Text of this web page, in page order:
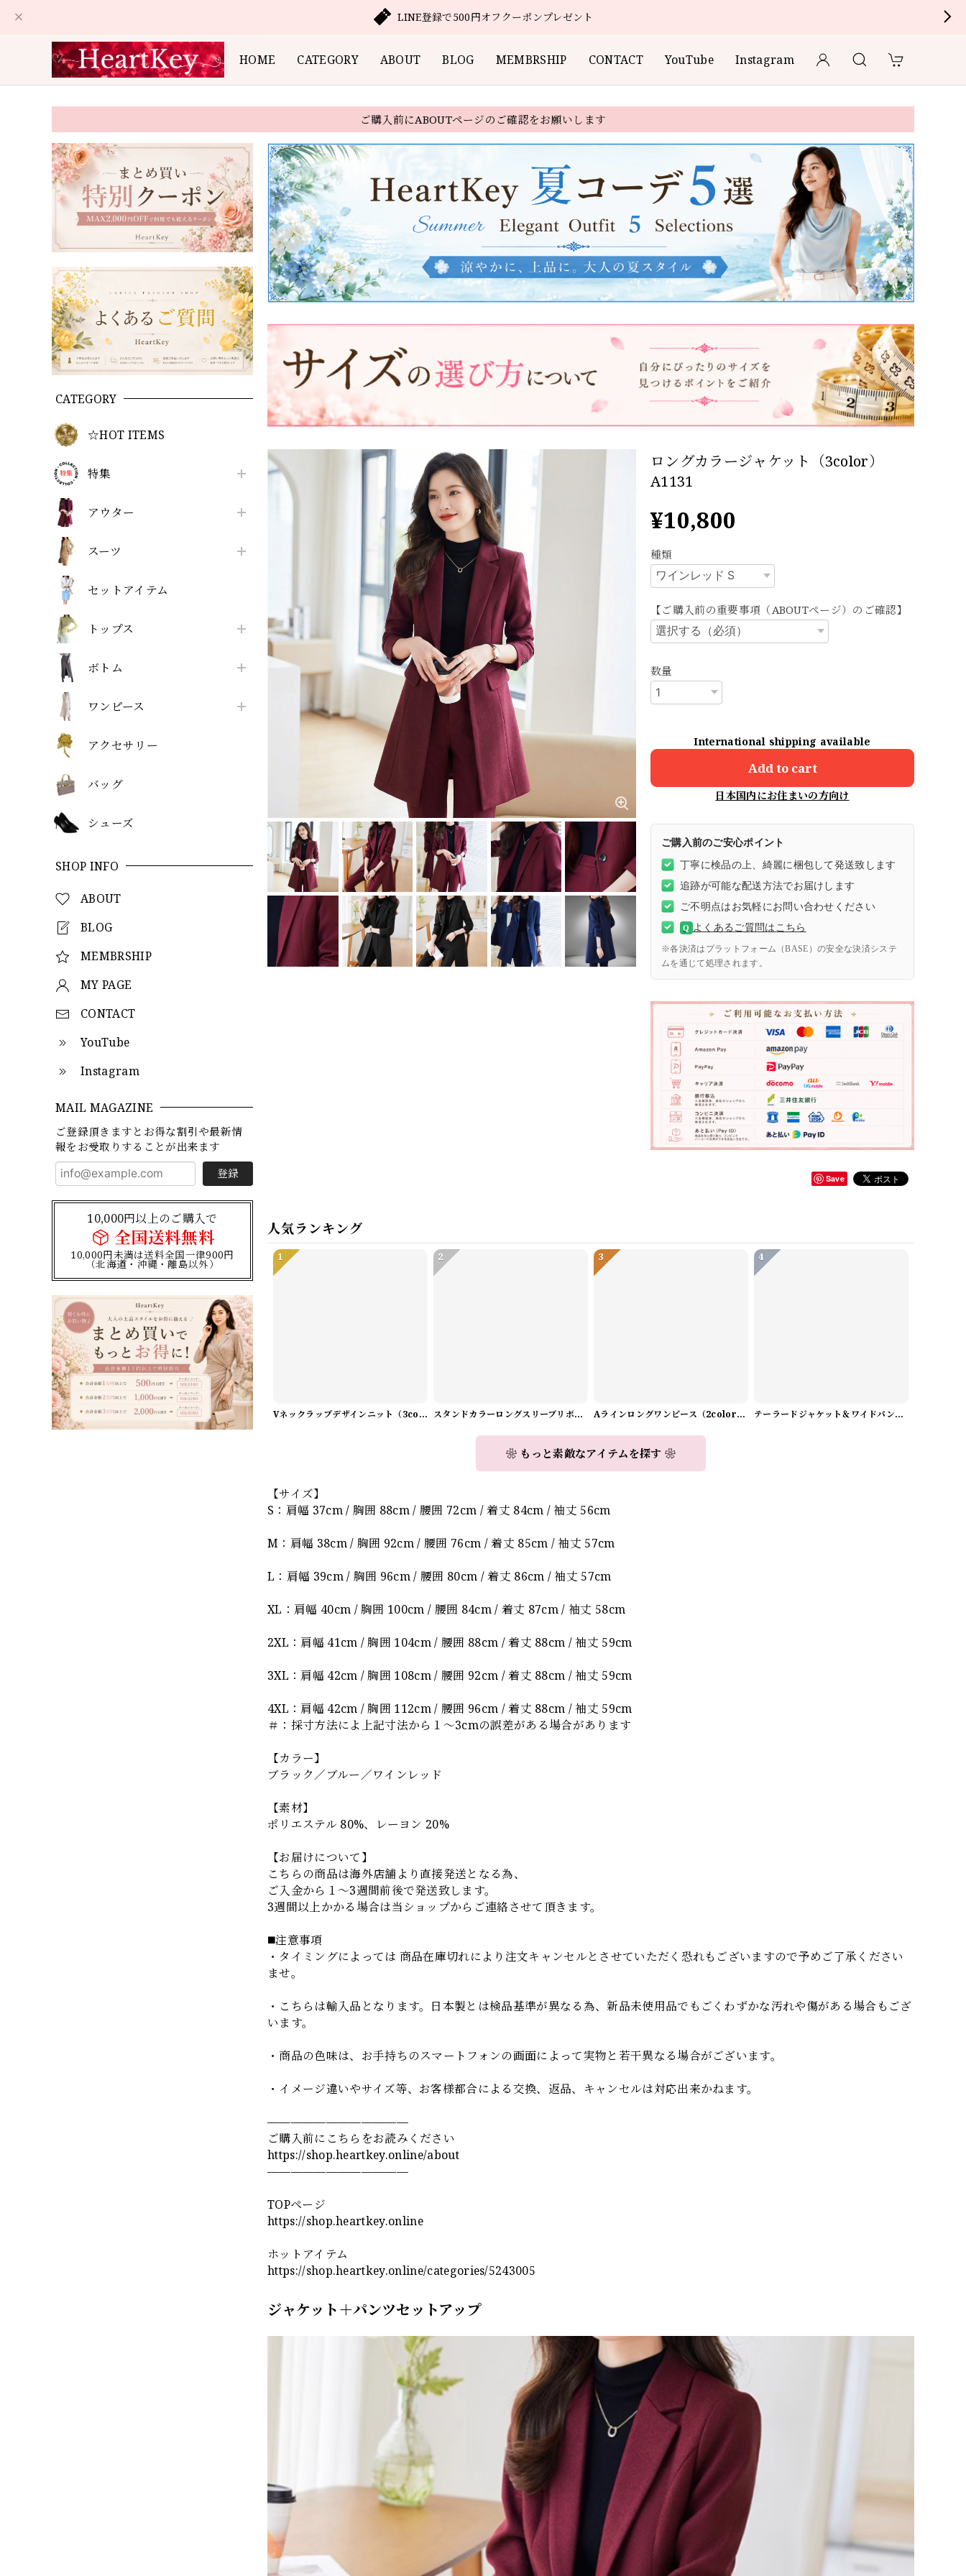
LINE登録で500円オフクーポンプレゼント
HOME CATEGORY ABOUT BLOG MEMBRSHIP CONTACT YouTube Instagram
ご購入前にABOUTページのご確認をお願いします
CATEGORY
☆HOT ITEMS
特集
アウター
スーツ
セットアイテム
トップス
ボトム
ワンピース
アクセサリー
バッグ
シューズ
SHOP INFO
ABOUT
BLOG
MEMBRSHIP
MY PAGE
CONTACT
YouTube
Instagram
MAIL MAGAZINE
ご登録頂きますとお得な割引や最新情
報をお受取りすることが出来ます
登録
10,000円以上のご購入で
全国送料無料
10,000円未満は送料全国一律900円
（北海道・沖縄・離島以外）
ロングカラージャケット（3color）
A1131
¥10,800
種類
【ご購入前の重要事項（ABOUTページ）のご確認】
数量
International shipping available
Add to cart
日本国内にお住まいの方向け
ご購入前のご安心ポイント
丁寧に検品の上、綺麗に梱包して発送致します
追跡が可能な配送方法でお届けします
ご不明点はお気軽にお問い合わせください
Q よくあるご質問はこちら
※各決済はプラットフォーム（BASE）の安全な決済システ
ムを通じて処理されます。
Save
人気ランキング
1
Vネックラップデザインニット（3color） A1008
2
スタンドカラーロングスリーブリボンブラウス（3color） A1126
3
Aラインロングワンピース（2color） A0908
4
テーラードジャケット＆ワイドパンツスーツwithスカーフ A0987
❀ もっと素敵なアイテムを探す ❀
【サイズ】
S：肩幅 37cm / 胸囲 88cm / 腰囲 72cm / 着丈 84cm / 袖丈 56cm
M：肩幅 38cm / 胸囲 92cm / 腰囲 76cm / 着丈 85cm / 袖丈 57cm
L：肩幅 39cm / 胸囲 96cm / 腰囲 80cm / 着丈 86cm / 袖丈 57cm
XL：肩幅 40cm / 胸囲 100cm / 腰囲 84cm / 着丈 87cm / 袖丈 58cm
2XL：肩幅 41cm / 胸囲 104cm / 腰囲 88cm / 着丈 88cm / 袖丈 59cm
3XL：肩幅 42cm / 胸囲 108cm / 腰囲 92cm / 着丈 88cm / 袖丈 59cm
4XL：肩幅 42cm / 胸囲 112cm / 腰囲 96cm / 着丈 88cm / 袖丈 59cm
＃：採寸方法によ上記寸法から１～3cmの誤差がある場合があります
【カラー】
ブラック／ブルー／ワインレッド
【素材】
ポリエステル 80%、レーヨン 20%
【お届けについて】
こちらの商品は海外店舗より直接発送となる為、
ご入金から１～3週間前後で発送致します。
3週間以上かかる場合は当ショップからご連絡させて頂きます。
◼️注意事項
・タイミングによっては 商品在庫切れにより注文キャンセルとさせていただく恐れもございますので予めご了承ください
ませ。
・こちらは輸入品となります。日本製とは検品基準が異なる為、新品未使用品でもごくわずかな汚れや傷がある場合もござ
います。
・商品の色味は、お手持ちのスマートフォンの画面によって実物と若干異なる場合がございます。
・イメージ違いやサイズ等、お客様都合による交換、返品、キャンセルは対応出来かねます。
————————————
ご購入前にこちらをお読みください
https://shop.heartkey.online/about
————————————
TOPページ
https://shop.heartkey.online
ホットアイテム
https://shop.heartkey.online/categories/5243005
ジャケット＋パンツセットアップ